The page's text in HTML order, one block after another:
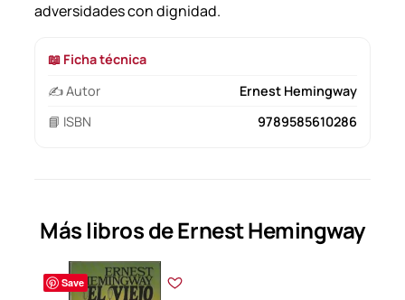
adversidades con dignidad.
📖 Ficha técnica
✍️ Autor
Ernest Hemingway
📘 ISBN
9789585610286
Más libros de Ernest Hemingway
Save